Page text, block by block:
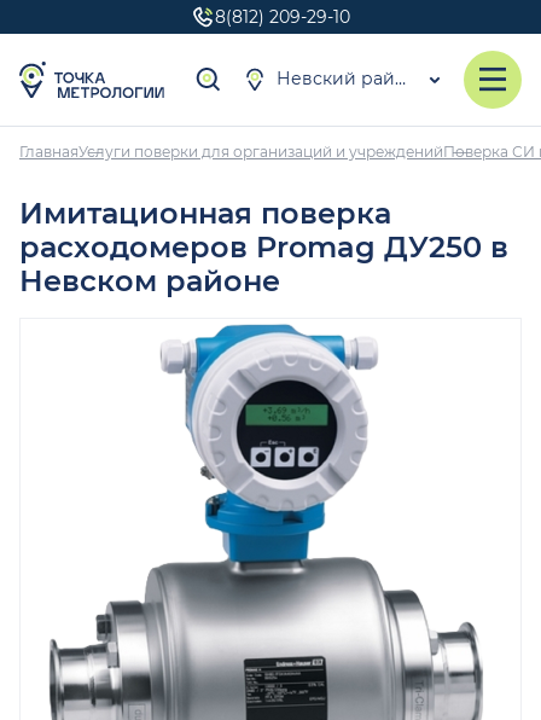
8(812) 209-29-10
Невский район
ГлавнаяУслуги поверки для организаций и учрежденийПоверка СИ
Имитационная поверка
расходомеров Promag ДУ250 в
Невском районе